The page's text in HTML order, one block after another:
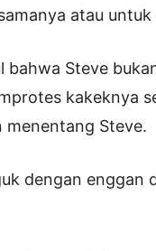
atau
Steve
kakeknya
menentang Steve.
dengan enggan